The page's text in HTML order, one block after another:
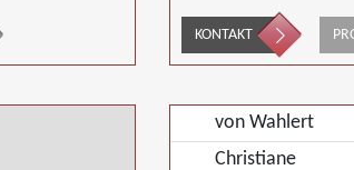
KONTAKT
von Wahlert
Christiane